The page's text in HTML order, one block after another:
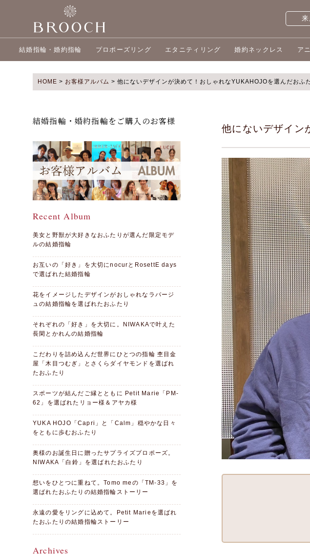
結婚指輪・婚約指輪 プロポーズリング エタニティリング 婚約ネックレス ア
HOME > お客様アルバム > 他にないデザインが決めて！おしゃれなYUKAHOJOを選んだおふ
結婚指輪・婚約指輪をご購入のお客様
Recent Album
美女と野獣が大好きなおふたりが選んだ限定モデ
ルの結婚指輪
お互いの「好き」を大切にnocurとRosettE days
で選ばれた結婚指輪
花をイメージしたデザインがおしゃれなラパージ
ュの結婚指輪を選ばれたおふたり
それぞれの「好き」を大切に。NIWAKAで叶えた
長閑とかれんの結婚指輪
こだわりを詰め込んだ世界にひとつの指輪 杢目金
屋「木目つむぎ」とさくらダイヤモンドを選ばれ
たおふたり
スポーツが結んだご縁とともに Petit Marie「PM-
62」を選ばれたリョー様＆アヤカ様
YUKA HOJO「Capri」と「Calm」穏やかな日々
をともに歩むおふたり
奥様のお誕生日に贈ったサプライズプロポーズ。
NIWAKA「白鈴」を選ばれたおふたり
想いをひとつに重ねて。Tomo meの「TM-33」を
選ばれたおふたりの結婚指輪ストーリー
永遠の愛をリングに込めて。Petit Marieを選ばれ
たおふたりの結婚指輪ストーリー
Archives
他にないデザイン